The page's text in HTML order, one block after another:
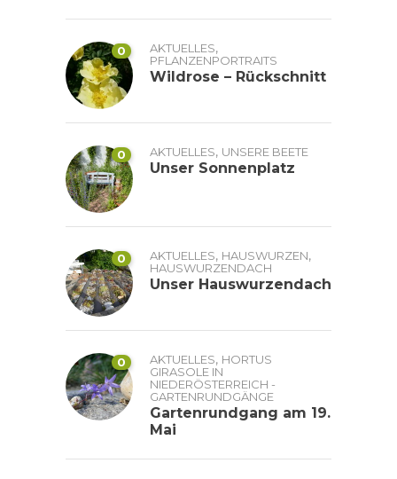
0 AKTUELLES,
PFLANZENPORTRAITS
Wildrose – Rückschnitt
0 AKTUELLES, UNSERE BEETE
Unser Sonnenplatz
0 AKTUELLES, HAUSWURZEN,
HAUSWURZENDACH
Unser Hauswurzendach
0 AKTUELLES, HORTUS
GIRASOLE IN
NIEDERÖSTERREICH -
GARTENRUNDGÄNGE
Gartenrundgang am 19.
Mai